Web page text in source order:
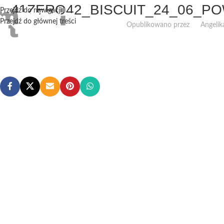
Przejdź do nawigacji
Przejdź do głównej treści
Opublikowano przez